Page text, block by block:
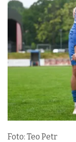
Foto: Teo Petr